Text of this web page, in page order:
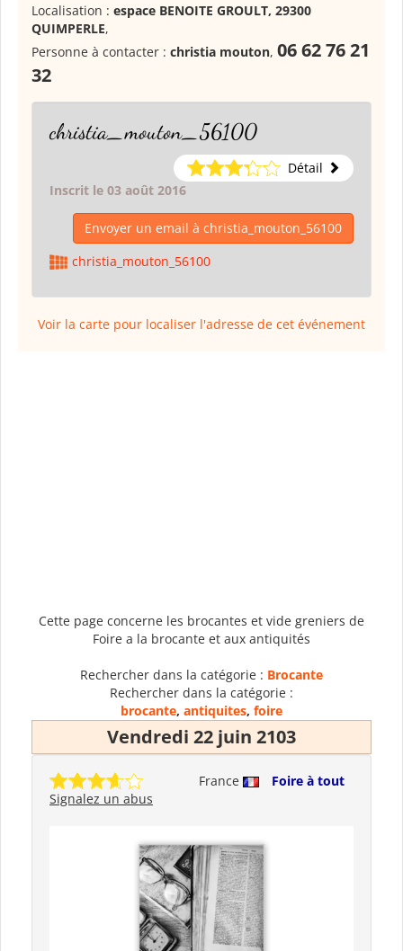
Localisation : espace BENOITE GROULT, 29300
QUIMPERLE,
Personne à contacter : christia mouton, 06 62 76 21
32
christia_mouton_56100
Détail
Inscrit le 03 août 2016
Envoyer un email à christia_mouton_56100
christia_mouton_56100
Voir la carte pour localiser l'adresse de cet événement
Cette page concerne les brocantes et vide greniers de
Foire a la brocante et aux antiquités
Rechercher dans la catégorie : Brocante
Rechercher dans la catégorie :
brocante, antiquites, foire
Vendredi 22 juin 2103
France
Foire à tout
Signalez un abus